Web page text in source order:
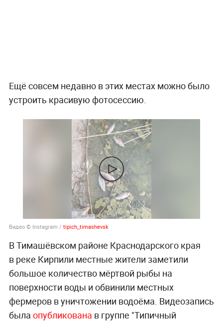
Ещё совсем недавно в этих местах можно было
устроить красивую фотосессию.
Видео © Instagram / tipich_timashevsk
В Тимашёвском районе Краснодарского края
в реке Кирпили местные жители заметили
большое количество мёртвой рыбы на
поверхности воды и обвинили местных
фермеров в уничтожении водоёма. Видеозапись
была опубликована в группе "Типичный